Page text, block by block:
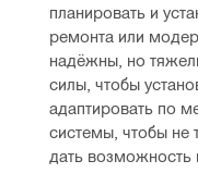
планировать и
ремонта или
надёжны, но
силы, чтобы
адаптировать по
системы, чтобы не
дать возможность